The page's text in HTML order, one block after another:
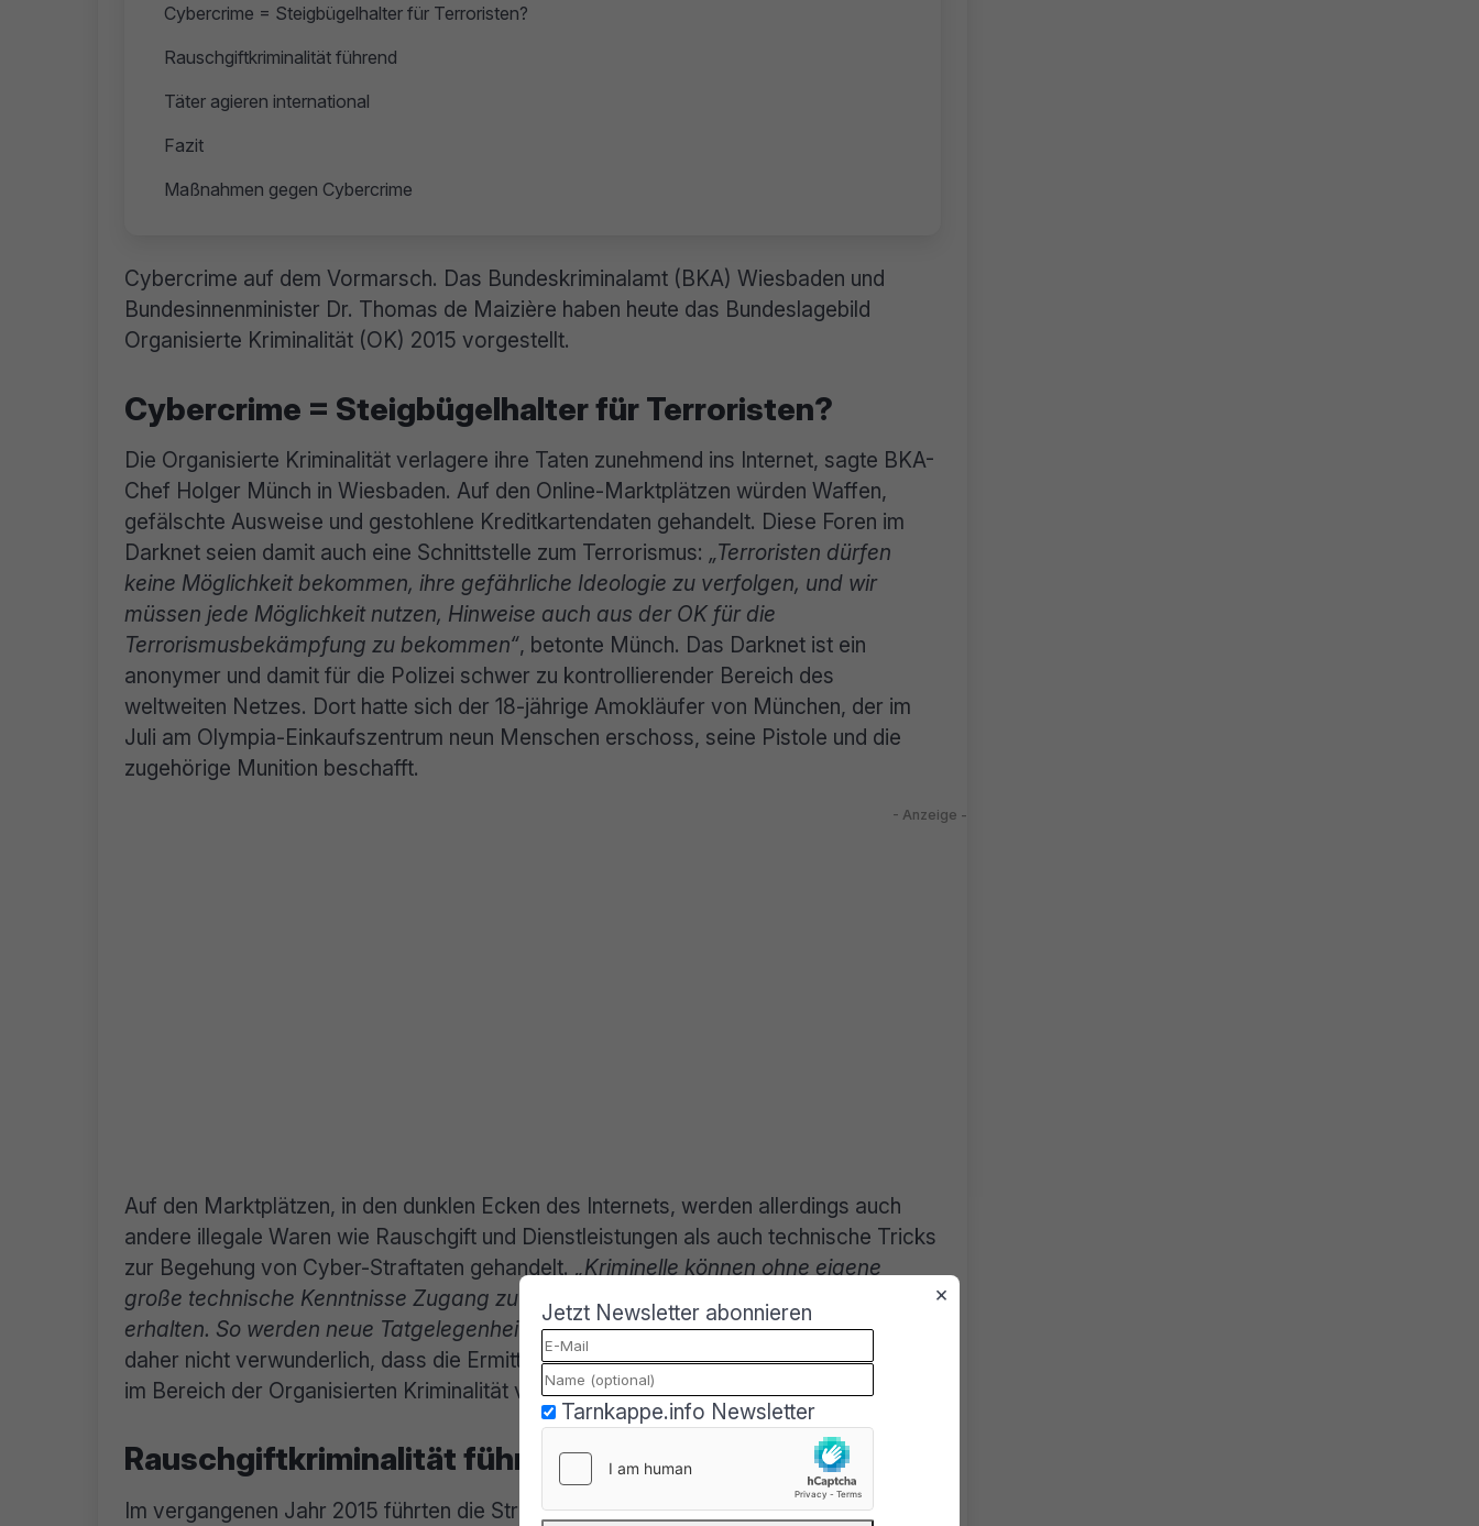
Cybercrime = Steigbügelhalter für Terroristen?
Rauschgiftkriminalität führend
Täter agieren international
Fazit
Maßnahmen gegen Cybercrime
Cybercrime auf dem Vormarsch. Das Bundeskriminalamt (BKA) Wiesbaden und
Bundesinnenminister Dr. Thomas de Maizière haben heute das Bundeslagebild
Organisierte Kriminalität (OK) 2015 vorgestellt.
Cybercrime = Steigbügelhalter für Terroristen?
Die Organisierte Kriminalität verlagere ihre Taten zunehmend ins Internet, sagte BKA-
Chef Holger Münch in Wiesbaden. Auf den Online-Marktplätzen würden Waffen,
gefälschte Ausweise und gestohlene Kreditkartendaten gehandelt. Diese Foren im
Darknet seien damit auch eine Schnittstelle zum Terrorismus: „Terroristen dürfen
keine Möglichkeit bekommen, ihre gefährliche Ideologie zu verfolgen, und wir
müssen jede Möglichkeit nutzen, Hinweise auch aus der OK für die
Terrorismusbekämpfung zu bekommen“, betonte Münch. Das Darknet ist ein
anonymer und damit für die Polizei schwer zu kontrollierender Bereich des
weltweiten Netzes. Dort hatte sich der 18-jährige Amokläufer von München, der im
Juli am Olympia-Einkaufszentrum neun Menschen erschoss, seine Pistole und die
zugehörige Munition beschafft.
Auf den Marktplätzen, in den dunklen Ecken des Internets, werden allerdings auch
andere illegale Waren wie Rauschgift und Dienstleistungen als auch technische Tricks
zur Begehung von Cyber-Straftaten gehandelt. „Kriminelle können ohne eigene
große technische Kenntnisse Zugang zu hochentwickelten Cyberwerkzeugen
erhalten. So werden neue Tatgelegenheiten eröffnet“, stellte Münch fest. Es sei
daher nicht verwunderlich, dass die Ermittler einen Anstieg der Cybercrime-Straftaten
im Bereich der Organisierten Kriminalität verzeichnen.
Rauschgiftkriminalität führend
Im vergangenen Jahr 2015 führten die Strafverfolgungsbehörden in Deutschland 566
×
Jetzt Newsletter abonnieren
Tarnkappe.info Newsletter